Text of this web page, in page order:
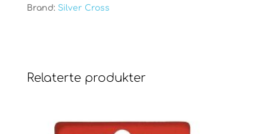
Brand: Silver Cross
Relaterte produkter